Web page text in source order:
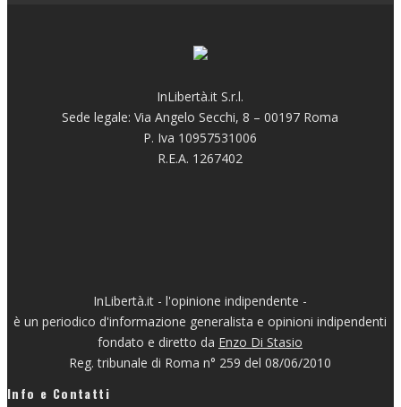
InLibertà.it S.r.l.
Sede legale: Via Angelo Secchi, 8 – 00197 Roma
P. Iva 10957531006
R.E.A. 1267402
InLibertà.it - l'opinione indipendente -
è un periodico d'informazione generalista e opinioni indipendenti
fondato e diretto da Enzo Di Stasio
Reg. tribunale di Roma n° 259 del 08/06/2010
Info e Contatti